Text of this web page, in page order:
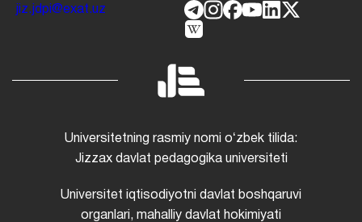
jiz.jdpi@exat.uz
Universitetning rasmiy nomi oʻzbek tilida:
Jizzax davlat pedagogika universiteti
Universitet iqtisodiyotni davlat boshqaruvi
organlari, mahalliy davlat hokimiyati